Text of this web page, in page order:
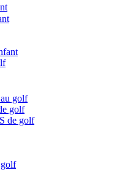
golf
golf
de golf
golf